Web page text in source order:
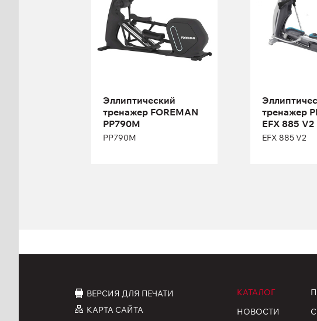
Эллиптический
тренажер FOREMAN
PP790M
PP790M
Ширина:
75 см
тренажер
EFX 885 V2
EFX 885 V2
ВЕРСИЯ ДЛЯ ПЕЧАТИ
КАРТА САЙТА
КАТАЛОГ
НОВОСТИ